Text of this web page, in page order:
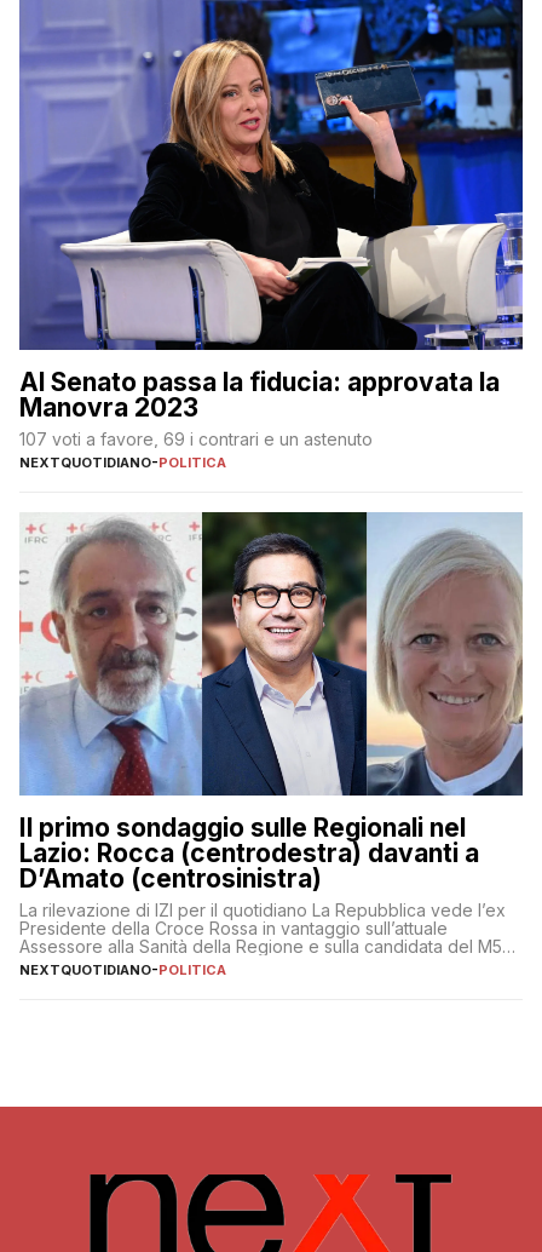
Al Senato passa la fiducia: approvata la
Manovra 2023
107 voti a favore, 69 i contrari e un astenuto
NEXTQUOTIDIANO-POLITICA
Il primo sondaggio sulle Regionali nel
Lazio: Rocca (centrodestra) davanti a
D’Amato (centrosinistra)
La rilevazione di IZI per il quotidiano La Repubblica vede l’ex
Presidente della Croce Rossa in vantaggio sull’attuale
Assessore alla Sanità della Regione e sulla candidata del M5S
Donatella Bianchi
NEXTQUOTIDIANO-POLITICA